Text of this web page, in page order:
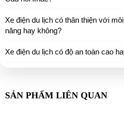
Xe điện du lịch có thân thiện với
năng hay không?
Xe điện du lịch có độ an toàn cao
SẢN PHẨM LIÊN QUAN